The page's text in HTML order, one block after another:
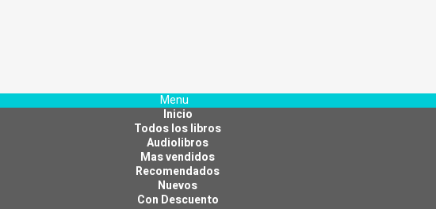
Menu
Inicio
Todos los libros
Audiolibros
Mas vendidos
Recomendados
Nuevos
Con Descuento